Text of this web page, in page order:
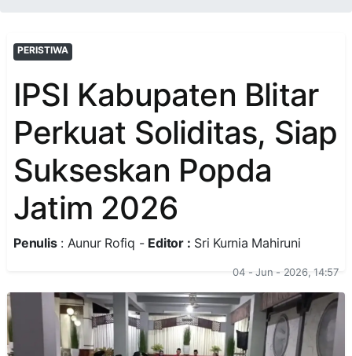
PERISTIWA
IPSI Kabupaten Blitar
Perkuat Soliditas, Siap
Sukseskan Popda
Jatim 2026
Penulis: Aunur Rofiq - Editor : Sri Kurnia Mahiruni
04 - Jun - 2026, 14:57